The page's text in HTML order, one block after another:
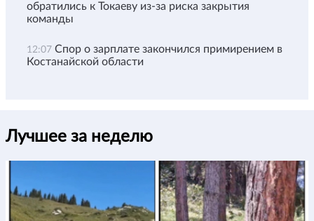
обратились к Токаеву из-за риска закрытия
команды
12:07 Спор о зарплате закончился примирением в
Костанайской области
Лучшее за неделю